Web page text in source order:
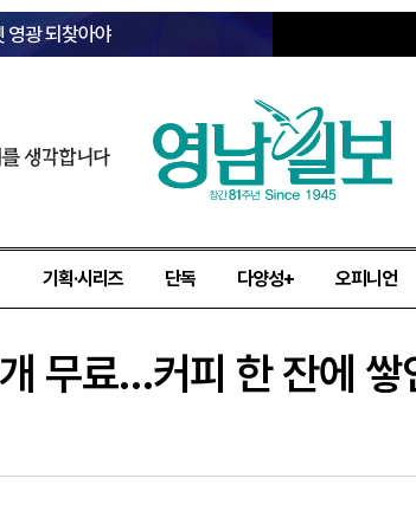
영광 되찾아야
생각합니다
기획·시리즈 단독 다양성+ 오피니언
무료…커피 한 잔에 쌓